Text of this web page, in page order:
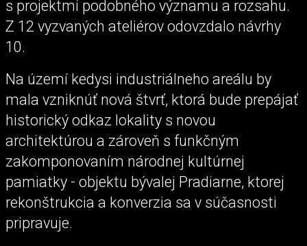
s projektmi podobného významu a rozsahu.
Z 12 vyzvaných ateliérov odovzdalo návrhy
10.
Na území kedysi industriálneho areálu by
mala vzniknúť nová štvrť, ktorá bude prepájať
historický odkaz lokality s novou
architektúrou a zároveň s funkčným
zakomponovaním národnej kultúrnej
pamiatky - objektu bývalej Pradiarne, ktorej
rekonštrukcia a konverzia sa v súčasnosti
pripravuje.